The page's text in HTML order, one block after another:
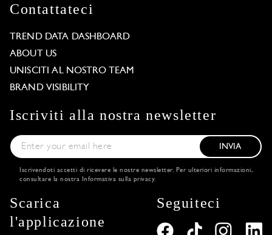
Contattateci
TREND DATA DASHBOARD
ABOUT US
UNISCITI AL NOSTRO TEAM
BRAND VISIBILITY
Iscriviti alla nostra newsletter
INVIA
Iscrivendoti accetti di ricevere le nostre newsletter. Per ulteriori informazioni,
consultare la nostra
Informativa sulla privacy.
Scarica
l'applicazione
Seguiteci